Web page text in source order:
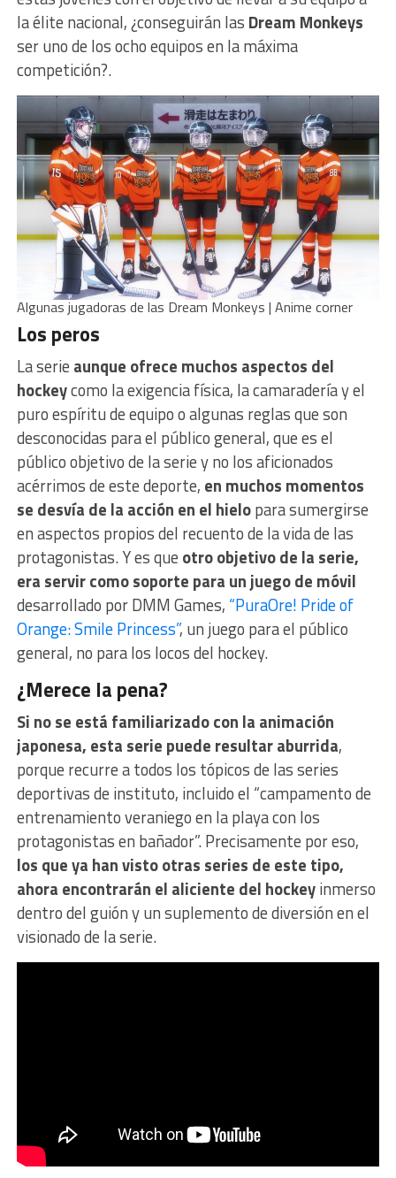
la élite nacional, ¿conseguirán las Dream Monkeys
ser uno de los ocho equipos en la máxima
competición?.
Algunas jugadoras de las Dream Monkeys | Anime corner
Los peros
La serie aunque ofrece muchos aspectos del
hockeycomo la exigencia física, la camaradería y el
puro espíritu de equipo o algunas reglas que son
desconocidas para el público general, que es el
público objetivo de la serie y no los aficionados
acérrimos de este deporte, en muchos momentos
se desvía de la acción en el hielopara sumergirse
en aspectos propios del recuento de la vida de las
protagonistas. Y es que otro objetivo de la serie,
era servir como soporte para un juego de móvil
desarrollado por DMM Games, “PuraOre! Pride of
Orange: Smile Princess”, un juego para el público
general, no para los locos del hockey.
¿Merece la pena?
Si no se está familiarizado con la animación
japonesa, esta serie puede resultar aburrida,
porque recurre a todos los tópicos de las series
deportivas de instituto, incluido el “campamento de
entrenamiento veraniego en la playa con los
protagonistas en bañador”. Precisamente por eso,
los que ya han visto otras series de este tipo,
ahora encontrarán el aliciente del hockeyinmerso
dentro del guión y un suplemento de diversión en el
visionado de la serie.